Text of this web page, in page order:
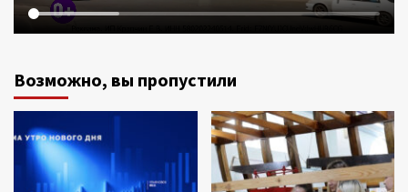
Возможно, вы пропустили